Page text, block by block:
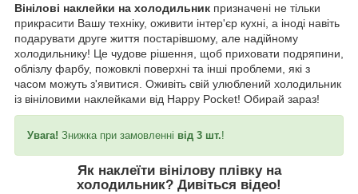
Вінілові наклейки на холодильник призначені не тільки
прикрасити Вашу техніку, оживити інтер'єр кухні, а іноді навіть
подарувати друге життя постарівшому, але надійному
холодильнику! Це чудове рішення, щоб приховати подряпини,
облізлу фарбу, пожовклі поверхні та інші проблеми, які з
часом можуть з'явитися. Оживіть свій улюблений холодильник
із вініловими наклейками від Happy Pocket! Обирай зараз!
Увага! Знижка при замовленні від 3 шт.!
Як наклеїти вінілову плівку на
холодильник? Дивіться відео!